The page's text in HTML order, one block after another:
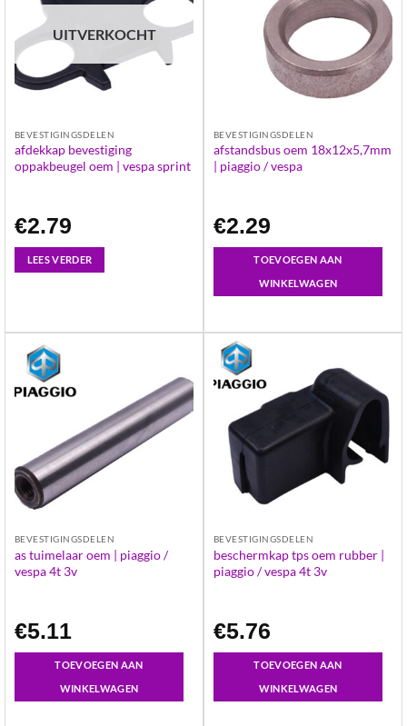
UITVERKOCHT
BEVESTIGINGSDELEN
afdekkap bevestiging
oppakbeugel oem | vespa sprint
€2.79
LEES VERDER
BEVESTIGINGSDELEN
afstandsbus oem 18x12x5,7mm
| piaggio / vespa
€2.29
TOEVOEGEN AAN
WINKELWAGEN
BEVESTIGINGSDELEN
as tuimelaar oem | piaggio /
vespa 4t 3v
€5.11
TOEVOEGEN AAN
WINKELWAGEN
BEVESTIGINGSDELEN
beschermkap tps oem rubber |
piaggio / vespa 4t 3v
€5.76
TOEVOEGEN AAN
WINKELWAGEN